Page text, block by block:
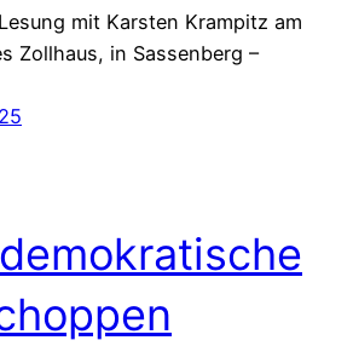
mit Karsten Krampitz am
Zollhaus, in Sassenberg –